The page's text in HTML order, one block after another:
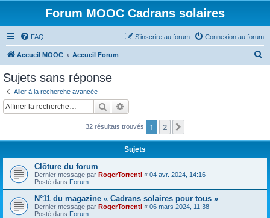
Forum MOOC Cadrans solaires
FAQ Connexion au forum
S’inscrire au forum
Accueil MOOC Accueil Forum
c
Sujets sans réponse
Aller à la recherche avancée
Rechercher
32 résultats trouvés 1 2
Sujets
Clôture du forum
Dernier message par RogerTorrenti « 04 avr. 2024, 14:16
Posté dans Forum
N°11 du magazine « Cadrans solaires pour tous »
Dernier message par RogerTorrenti « 06 mars 2024, 11:38
Posté dans Forum